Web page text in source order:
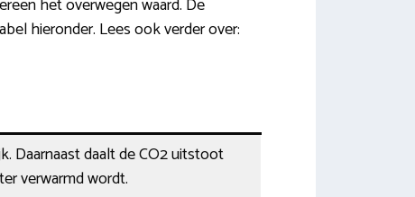
hieronder. Lees ook verder over:
Daarnaast daalt de CO2 uitstoot
verwarmd wordt.